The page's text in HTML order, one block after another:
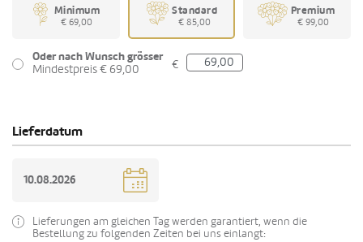
Minimum
€ 69,00
Standard
€ 85,00
Premium
€ 99,00
Oder nach Wunsch grösser
Mindestpreis € 69,00
€
Lieferdatum
Lieferungen am gleichen Tag werden garantiert, wenn die
Bestellung zu folgenden Zeiten bei uns einlangt: